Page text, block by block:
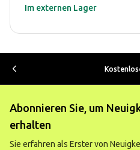
Im externen Lager
Abonnieren Sie, um
erhalten
Sie erfahren als Erster von